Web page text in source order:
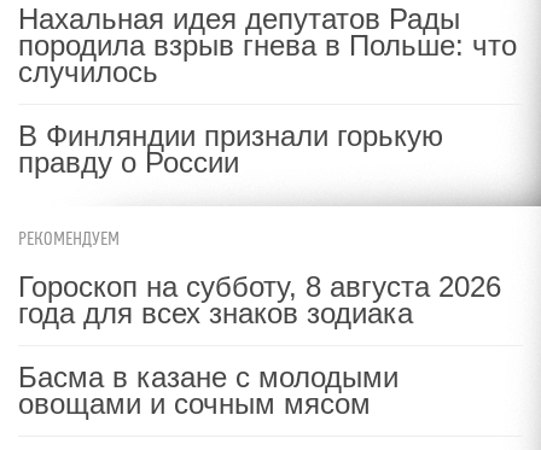
Нахальная идея депутатов Рады
породила взрыв гнева в Польше: что
случилось
В Финляндии признали горькую
правду о России
РЕКОМЕНДУЕМ
Гороскоп на субботу, 8 августа 2026
года для всех знаков зодиака
Басма в казане с молодыми
овощами и сочным мясом